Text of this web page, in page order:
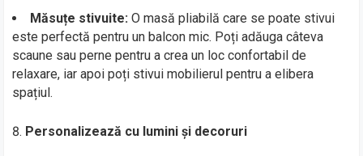
Măsuțe stivuite: O masă pliabilă care se poate stivui
este perfectă pentru un balcon mic. Poți adăuga câteva
scaune sau perne pentru a crea un loc confortabil de
relaxare, iar apoi poți stivui mobilierul pentru a elibera
spațiul.
Personalizează cu lumini și decoruri